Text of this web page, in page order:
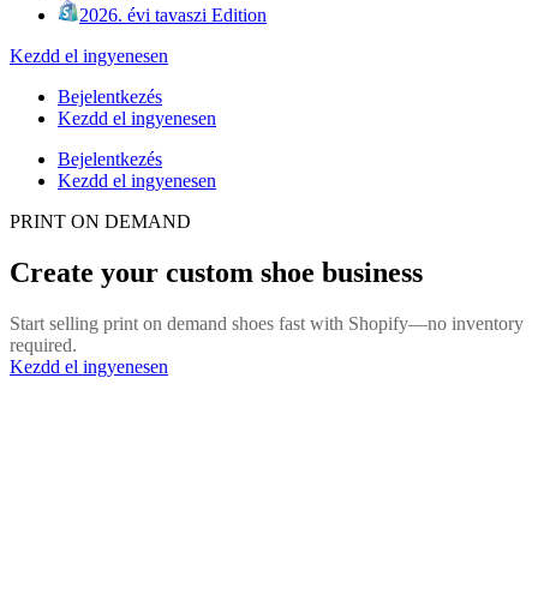
2026. évi tavaszi Edition
Kezdd el ingyenesen
Bejelentkezés
Kezdd el ingyenesen
Bejelentkezés
Kezdd el ingyenesen
PRINT ON DEMAND
Create your custom shoe business
Start selling print on demand shoes fast with Shopify—no inventory
required.
Kezdd el ingyenesen